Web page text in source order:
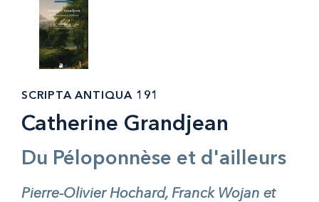
SCRIPTA ANTIQUA 191
Catherine Grandjean
Du Péloponnèse et d'ailleurs
Pierre-Olivier Hochard, Franck Wojan et